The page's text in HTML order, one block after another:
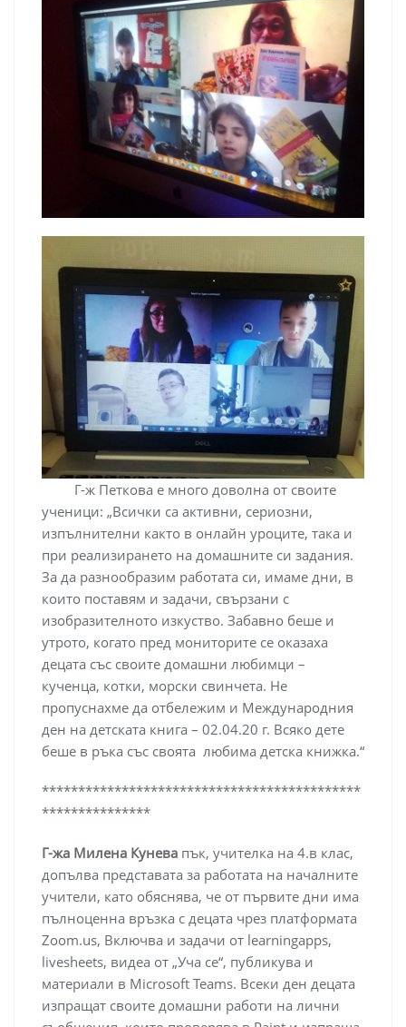
Г-ж Петкова е много доволна от своите
ученици: „Всички са активни, сериозни,
изпълнителни както в онлайн уроците, така и
при реализирането на домашните си задания.
За да разнообразим работата си, имаме дни, в
които поставям и задачи, свързани с
изобразителното изкуство. Забавно беше и
утрото, когато пред мониторите се оказаха
децата със своите домашни любимци –
кученца, котки, морски свинчета. Не
пропуснахме да отбележим и Международния
ден на детската книга – 02.04.20 г. Всяко дете
беше в ръка със своята любима детска книжка.“
********************************************
***************
Г-жа Милена Кунева пък, учителка на 4.в клас,
допълва представата за работата на началните
учители, като обяснява, че от първите дни има
пълноценна връзка с децата чрез платформата
Zoom.us, Включва и задачи от learningapps,
livesheets, видеа от „Уча се“, публикува и
материали в Microsoft Teams. Всеки ден децата
изпращат своите домашни работи на лични